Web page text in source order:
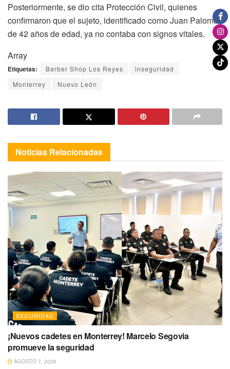
Posteriormente, se dio cita Protección Civil, quienes
confirmaron que el sujeto, identificado como Juan Palomo
de 42 años de edad, ya no contaba con signos vitales.
Array
Etiquetas: Barber Shop Los Reyes
inseguridad
Monterrey
Nuevo León
Noticias Relacionadas
SEGURIDAD
¡Nuevos cadetes en Monterrey! Marcelo Segovia
promueve la seguridad
AGOSTO 7, 2026